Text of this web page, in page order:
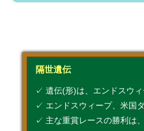
隔世遺伝
✓ 遺伝(形)は、エンドスウ
✓ エンドスウィープ、米国
✓ 主な重賞レースの勝利は